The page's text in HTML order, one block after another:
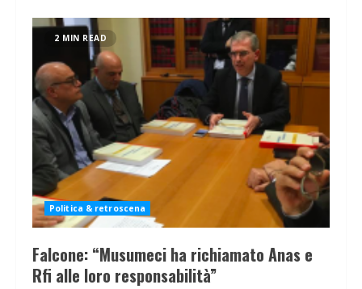
2 MIN READ
Politica & retroscena
Falcone: “Musumeci ha richiamato Anas e
Rfi alle loro responsabilità”